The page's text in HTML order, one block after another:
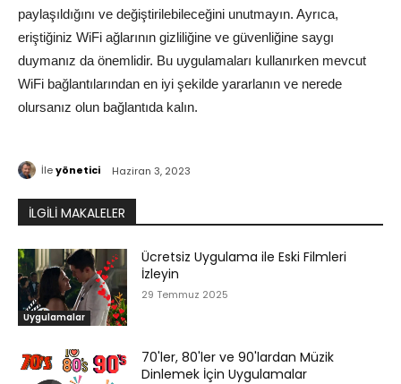
paylaşıldığını ve değiştirilebileceğini unutmayın. Ayrıca,
eriştiğiniz WiFi ağlarının gizliliğine ve güvenliğine saygı
duymanız da önemlidir. Bu uygulamaları kullanırken mevcut
WiFi bağlantılarından en iyi şekilde yararlanın ve nerede
olursanız olun bağlantıda kalın.
İleyönetici Haziran 3, 2023
İLGİLİ MAKALELER
Uygulamalar
Ücretsiz Uygulama ile Eski Filmleri
İzleyin
29 Temmuz 2025
70'ler, 80'ler ve 90'lardan Müzik
Dinlemek İçin Uygulamalar